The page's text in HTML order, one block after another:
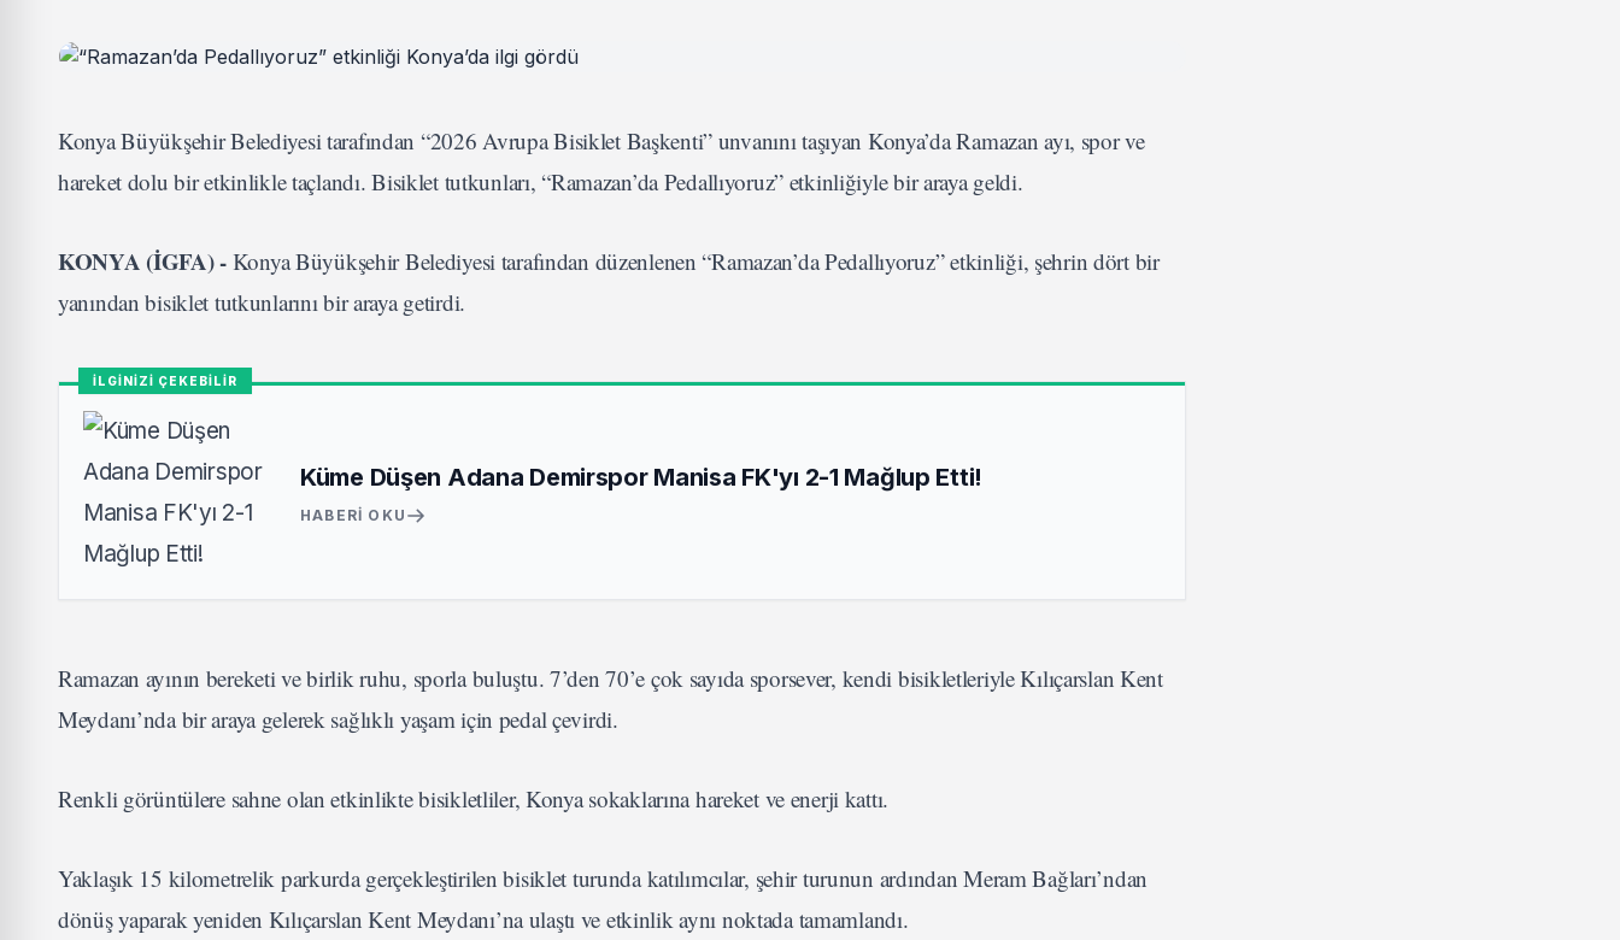
Konya Büyükşehir Belediyesi tarafından “2026 Avrupa Bisiklet Başkenti” unvanını taşıyan Konya’da Ramazan ayı, spor ve
hareket dolu bir etkinlikle taçlandı. Bisiklet tutkunları, “Ramazan’da Pedallıyoruz” etkinliğiyle bir araya geldi.
KONYA (İGFA) - Konya Büyükşehir Belediyesi tarafından düzenlenen “Ramazan’da Pedallıyoruz” etkinliği, şehrin dört bir
yanından bisiklet tutkunlarını bir araya getirdi.
İLGİNİZİ ÇEKEBİLİR
Küme Düşen Adana Demirspor Manisa FK'yı 2-1 Mağlup Etti!
HABERI OKU
Ramazan ayının bereketi ve birlik ruhu, sporla buluştu. 7’den 70’e çok sayıda sporsever, kendi bisikletleriyle Kılıçarslan Kent
Meydanı’nda bir araya gelerek sağlıklı yaşam için pedal çevirdi.
Renkli görüntülere sahne olan etkinlikte bisikletliler, Konya sokaklarına hareket ve enerji kattı.
Yaklaşık 15 kilometrelik parkurda gerçekleştirilen bisiklet turunda katılımcılar, şehir turunun ardından Meram Bağları’ndan
dönüş yaparak yeniden Kılıçarslan Kent Meydanı’na ulaştı ve etkinlik aynı noktada tamamlandı.